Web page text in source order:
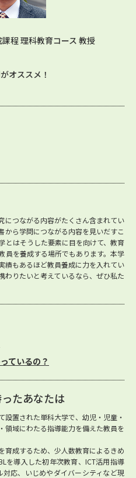
程 理科教育コース 教授
オススメ！
につながる内容がたくさん含まれてい
から学問につながる内容を見いだすこ
とはそうした要素に目を向けて、教育
員を養成する場所でもあります。本学
績もあるほど教員養成に力を入れてい
わりたいと考えているなら、ぜひ私た
ているの？
たあなたは
置された単科大学で、幼児・児童・
領域にわたる指導能力を備えた教員を
育成するため、少人数教育によるきめ
を導入した初年次教育、ICT活用指導
応、いじめやダイバーシティなど現